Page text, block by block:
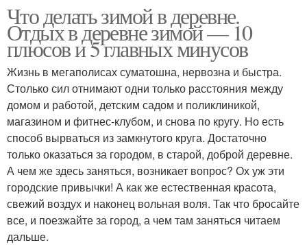
Что делать зимой в деревне.
Отдых в деревне зимой — 10
плюсов и 5 главных минусов
Жизнь в мегаполисах суматошна, нервозна и быстра.
Столько сил отнимают одни только расстояния между
домом и работой, детским садом и поликлиникой,
магазином и фитнес-клубом, и снова по кругу. Но есть
способ вырваться из замкнутого круга. Достаточно
только оказаться за городом, в старой, доброй деревне.
А чем же здесь заняться, возникает вопрос? Ох уж эти
городские привычки! А как же естественная красота,
свежий воздух и наконец вольная воля. Так что бросайте
все, и поезжайте за город, а чем там заняться читаем
дальше.